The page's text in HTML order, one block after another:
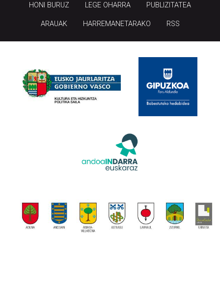
HONI BURUZ LEGE OHARRA PUBLIZITATEA
ARAUAK HARREMANETARAKO RSS